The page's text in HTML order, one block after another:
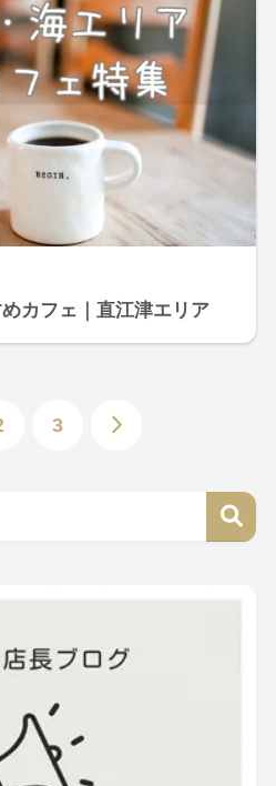
カフェ｜直江津エリア
3